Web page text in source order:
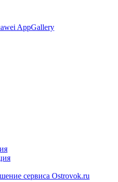
сервиса Ostrovok.ru